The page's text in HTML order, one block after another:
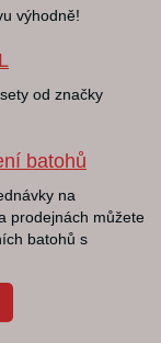
výhodně!
od značky
batohů
na
prodejnách můžete
batohů s